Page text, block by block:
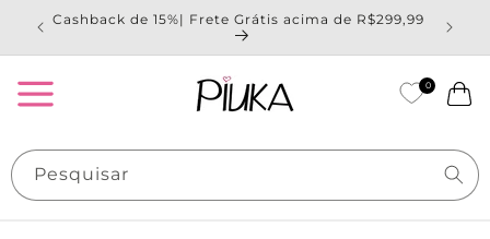
para o
Cashback de 15%| Frete Grátis acima de R$299,99
Pesquisar
0Carrinho